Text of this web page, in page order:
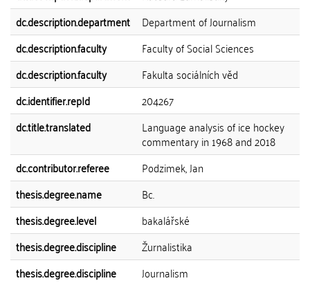
dc.description.department
Department of Journalism
dc.description.faculty
Faculty of Social Sciences
dc.description.faculty
Fakulta sociálních věd
dc.identifier.repId
204267
dc.title.translated
Language analysis of ice hockey
commentary in 1968 and 2018
dc.contributor.referee
Podzimek, Jan
thesis.degree.name
Bc.
thesis.degree.level
bakalářské
thesis.degree.discipline
Žurnalistika
thesis.degree.discipline
Journalism